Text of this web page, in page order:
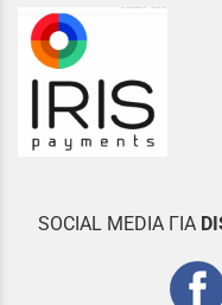
SOCIAL MEDIA ΓΙΑ